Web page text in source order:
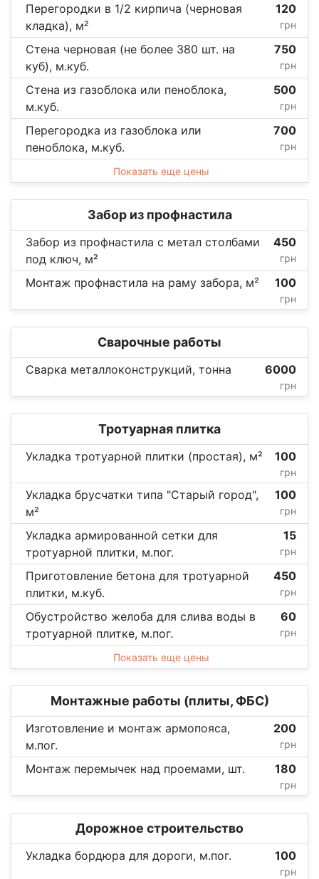
Перегородки в 1/2 кирпича (черновая
кладка), м²
120
грн
Стена черновая (не более 380 шт. на
куб), м.куб.
750
грн
Стена из газоблока или пеноблока,
м.куб.
500
грн
Перегородка из газоблока или
пеноблока, м.куб.
700
грн
Показать еще цены
Забор из профнастила
Забор из профнастила с метал столбами
под ключ, м²
450
грн
Монтаж профнастила на раму забора, м² 100
грн
Сварочные работы
Сварка металлоконструкций, тонна 6000
грн
Тротуарная плитка
Укладка тротуарной плитки (простая), м² 100
грн
Укладка брусчатки типа "Старый город",
м²
100
грн
Укладка армированной сетки для
тротуарной плитки, м.пог.
15
грн
Приготовление бетона для тротуарной
плитки, м.куб.
450
грн
Обустройство желоба для слива воды в
тротуарной плитке, м.пог.
60
грн
Показать еще цены
Монтажные работы (плиты, ФБС)
Изготовление и монтаж армопояса,
м.пог.
200
грн
Монтаж перемычек над проемами, шт. 180
грн
Дорожное строительство
Укладка бордюра для дороги, м.пог. 100
грн